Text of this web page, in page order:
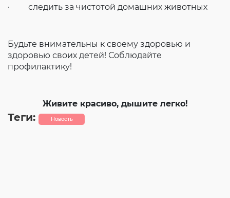
· следить за чистотой домашних животных
Будьте внимательны к своему здоровью и
здоровью своих детей! Соблюдайте
профилактику!
Живите красиво, дышите легко!
Теги: Новость